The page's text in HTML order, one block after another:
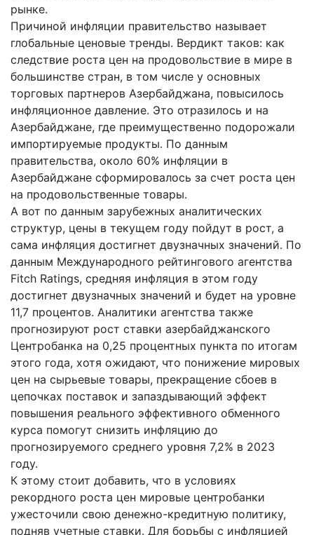
рынке.
Причиной инфляции правительство называет
глобальные ценовые тренды. Вердикт таков: как
следствие роста цен на продовольствие в мире в
большинстве стран, в том числе у основных
торговых партнеров Азербайджана, повысилось
инфляционное давление. Это отразилось и на
Азербайджане, где преимущественно подорожали
импортируемые продукты. По данным
правительства, около 60% инфляции в
Азербайджане сформировалось за счет роста цен
на продовольственные товары.
А вот по данным зарубежных аналитических
структур, цены в текущем году пойдут в рост, а
сама инфляция достигнет двузначных значений. По
данным Международного рейтингового агентства
Fitch Ratings, средняя инфляция в этом году
достигнет двузначных значений и будет на уровне
11,7 процентов. Аналитики агентства также
прогнозируют рост ставки азербайджанского
Центробанка на 0,25 процентных пункта по итогам
этого года, хотя ожидают, что понижение мировых
цен на сырьевые товары, прекращение сбоев в
цепочках поставок и запаздывающий эффект
повышения реального эффективного обменного
курса помогут снизить инфляцию до
прогнозируемого среднего уровня 7,2% в 2023
году.
К этому стоит добавить, что в условиях
рекордного роста цен мировые центробанки
ужесточили свою денежно-кредитную политику,
подняв учетные ставки. Для борьбы с инфляцией